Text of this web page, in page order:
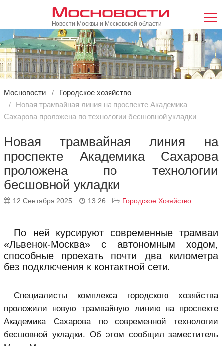
Мосновости
Новости Москвы и Московской области
Мосновости
Городское хозяйство
Новая трамвайная линия на проспекте Академика
Сахарова проложена по технологии бесшовной укладки
Новая трамвайная линия на
проспекте Академика Сахарова
проложена по технологии
бесшовной укладки
12 Сентября 2025 13:26 Городское Хозяйство
По ней курсируют современные трамваи
«Львенок-Москва» с автономным ходом,
способные проехать почти два километра
без подключения к контактной сети.
Специалисты комплекса городского хозяйства
проложили новую трамвайную линию на проспекте
Академика Сахарова по современной технологии
бесшовной укладки. Об этом сообщил заместитель